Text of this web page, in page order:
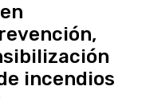
incendios